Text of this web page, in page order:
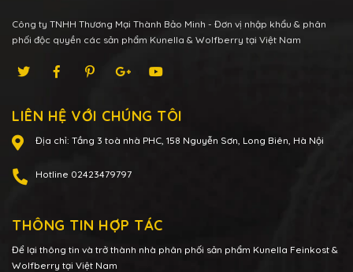
Công ty TNHH Thương Mại Thành Bảo Minh - Đơn vị nhập khẩu & phân
phối độc quyền các sản phẩm Kunella & Wolfberry tại Việt Nam
LIÊN HỆ VỚI CHÚNG TÔI
Địa chỉ: Tầng 3 toà nhà PHC, 158 Nguyễn Sơn, Long Biên, Hà Nội
Hotline 02423479797
THÔNG TIN HỢP TÁC
Để lại thông tin và trở thành nhà phân phối sản phẩm Kunella Feinkost &
Wolfberry tại Việt Nam